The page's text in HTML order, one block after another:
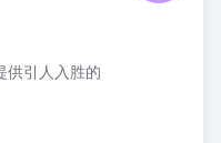
供引人入胜的